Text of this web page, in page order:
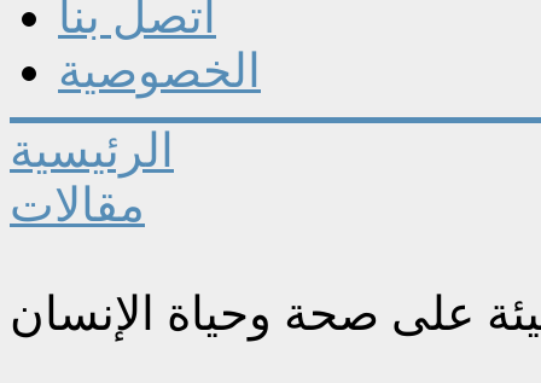
اتصل بنا
الخصوصية
الرئيسية
مقالات
على صحة وحياة الإنسان